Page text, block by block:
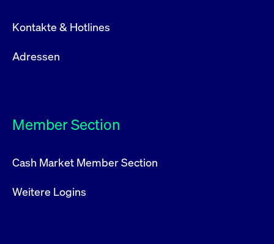
Kontakte & Hotlines
Adressen
Member Section
Cash Market Member Section
Weitere Logins